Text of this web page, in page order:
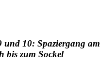
und 10: Spaziergang am
bis zum Sockel